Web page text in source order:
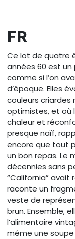
FR
Ce lot de quatre
années 60 est
comme si l’on
d’époque. Elles
couleurs criardes
optimistes, et où
chaleur et
presque naïf,
encore que tout
un bon repas. Le
décennies sans
“California”
raconte un
veste de
brun. Ensemble,
l’alimentaire
même une